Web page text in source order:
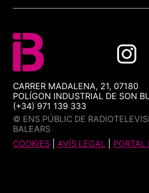
CARRER MADALENA, 21, 07180
POLÍGON INDUSTRIAL DE SON
(+34) 971 139 333
© ENS PÚBLIC DE
BALEARS
COOKIES |AVÍS LEGAL PORTAL